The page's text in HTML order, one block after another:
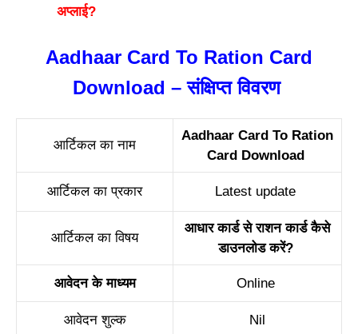
अप्लाई?
Aadhaar Card To Ration Card
Download – संक्षिप्त विवरण
आर्टिकल का नाम
Aadhaar Card To Ration
Card Download
आर्टिकल का प्रकार Latest update
आर्टिकल का विषय
आधार कार्ड से राशन कार्ड कैसे
डाउनलोड करें?
आवेदन के माध्यम Online
आवेदन शुल्क Nil